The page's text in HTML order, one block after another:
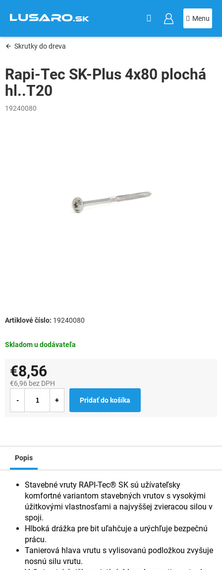
obsah
Skrutky do dreva
Rapi-Tec SK-Plus 4x80 plochá
hl..T20
19240080
Skladom u dodávateľa
19240080
€8,56
€6,96 bez DPH
cena:
Pridať do košíka
Popis
Stavebné vruty RAPI-Tec® SK sú užívateľsky
komfortné variantom stavebných vrutov s vysokými
úžitkovými vlastnosťami a najvyššej zvieracou silou v
spoji.
Hlboká drážka pre bit uľahčuje a urýchľuje bezpečnú
prácu.
Tanierová hlava vrutu s vylisovanú podložkou zvyšuje
nosnú silu vrutu.